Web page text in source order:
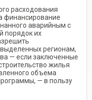
расходования
финансирование
аварийным с
порядок их
регионам,
— если заключенные
жилья
объема
— в пользу